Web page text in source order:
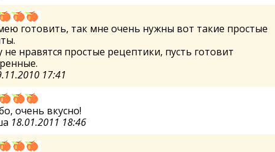
готовить, так мне очень нужны вот такие простые
не нравятся простые рецептики, пусть готовит
17:41
очень вкусно!
18.01.2011 18:46